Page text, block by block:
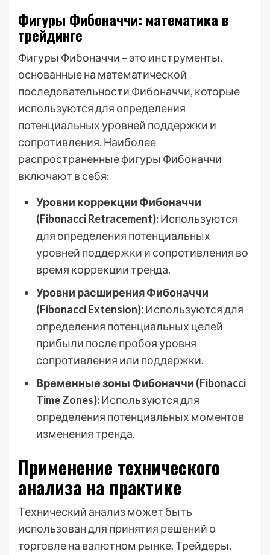
Фигуры Фибоначчи: математика в
трейдинге
Фигуры Фибоначчи – это инструменты,
основанные на математической
последовательности Фибоначчи, которые
используются для определения
потенциальных уровней поддержки и
сопротивления. Наиболее
распространенные фигуры Фибоначчи
включают в себя:
Уровни коррекции Фибоначчи
(Fibonacci Retracement):Используются
для определения потенциальных
уровней поддержки и сопротивления во
время коррекции тренда.
Уровни расширения Фибоначчи
(Fibonacci Extension):Используются для
определения потенциальных целей
прибыли после пробоя уровня
сопротивления или поддержки.
Временные зоны Фибоначчи (Fibonacci
Time Zones):Используются для
определения потенциальных моментов
изменения тренда.
Применение технического
анализа на практике
Технический анализ может быть
использован для принятия решений о
торговле на валютном рынке. Трейдеры,